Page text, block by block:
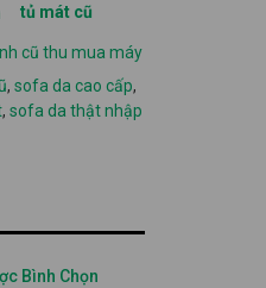
tủ mát cũ
cũ thu mua máy
, sofa da cao cấp,
, sofa da thật nhập
Bình Chọn